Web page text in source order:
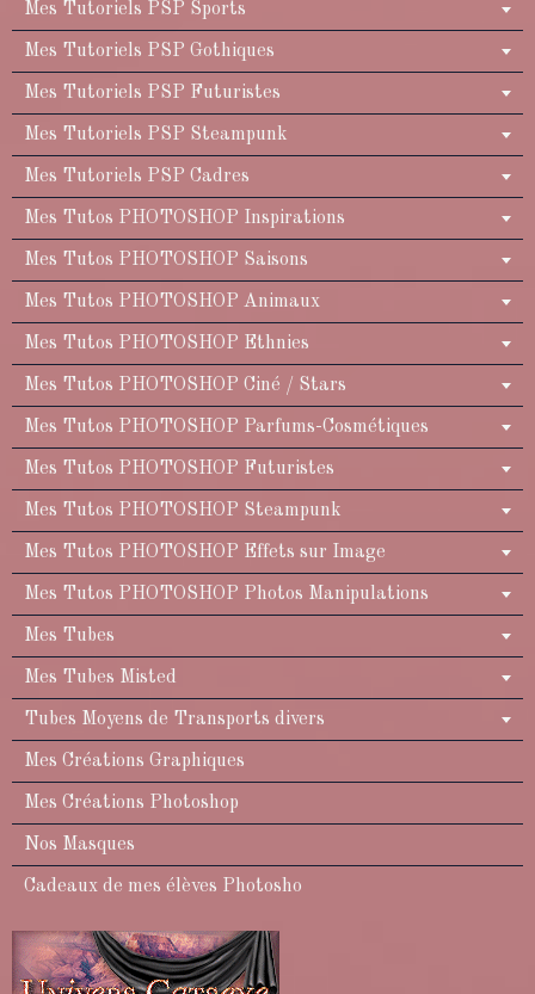
Mes Tutoriels PSP Sports
Mes Tutoriels PSP Gothiques
Mes Tutoriels PSP Futuristes
Mes Tutoriels PSP Steampunk
Mes Tutoriels PSP Cadres
Mes Tutos PHOTOSHOP Inspirations
Mes Tutos PHOTOSHOP Saisons
Mes Tutos PHOTOSHOP Animaux
Mes Tutos PHOTOSHOP Ethnies
Mes Tutos PHOTOSHOP Ciné / Stars
Mes Tutos PHOTOSHOP Parfums-Cosmétiques
Mes Tutos PHOTOSHOP Futuristes
Mes Tutos PHOTOSHOP Steampunk
Mes Tutos PHOTOSHOP Effets sur Image
Mes Tutos PHOTOSHOP Photos Manipulations
Mes Tubes
Mes Tubes Misted
Tubes Moyens de Transports divers
Mes Créations Graphiques
Mes Créations Photoshop
Nos Masques
Cadeaux de mes élèves Photosho